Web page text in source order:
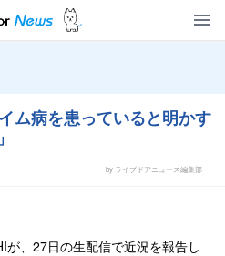
ム病を患っていると明かす
by ライブドアニュース編集部
が、27日の生配信で近況を報告し